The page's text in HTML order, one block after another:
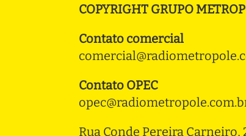
COPYRIGHT GRUPO
Contato comercial
Contato OPEC
Rua Conde Pereira Carneiro,